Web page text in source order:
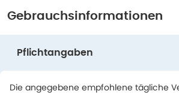
Gebrauchsinformationen
Pflichtangaben
Die angegebene empfohlene tägliche